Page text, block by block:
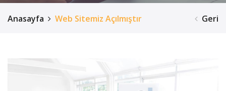
Anasayfa Web Sitemiz Açılmıştır Geri